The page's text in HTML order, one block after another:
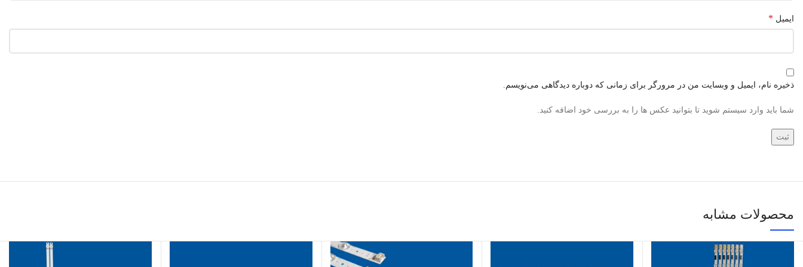
ایمیل *
ذخیره نام، ایمیل و وبسایت من در مرورگر برای زمانی که دوباره دیدگاهی می‌نویسم.
شما باید وارد سیستم شوید تا بتوانید عکس ها را به بررسی خود اضافه کنید.
محصولات مشابه